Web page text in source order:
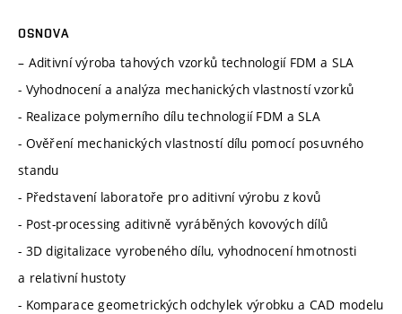
OSNOVA
– Aditivní výroba tahových vzorků technologií FDM a SLA
- Vyhodnocení a analýza mechanických vlastností vzorků
- Realizace polymerního dílu technologií FDM a SLA
- Ověření mechanických vlastností dílu pomocí posuvného
standu
- Představení laboratoře pro aditivní výrobu z kovů
- Post-processing aditivně vyráběných kovových dílů
- 3D digitalizace vyrobeného dílu, vyhodnocení hmotnosti
a relativní hustoty
- Komparace geometrických odchylek výrobku a CAD modelu